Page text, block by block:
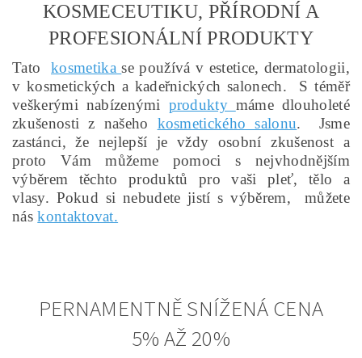
KOSMECEUTIKU, PŘÍRODNÍ A
PROFESIONÁLNÍ PRODUKTY
Tatokosmetikase používá v estetice, dermatologii,
v kosmetických a kadeřnických salonech.
S téměř
veškerými nabízenými produkty máme dlouholeté
zkušenosti z našeho kosmetického salonu.
Jsme
zastánci, že nejlepší je vždy osobní zkušenost a
proto Vám můžeme pomoci s nejvhodnějším
výběrem těchto produktů pro vaši pleť, tělo a
vlasy. Pokud si nebudete jistí s výběrem, můžete
náskontaktovat.
PERNAMENTNĚ SNÍŽENÁ CENA
5% AŽ 20%